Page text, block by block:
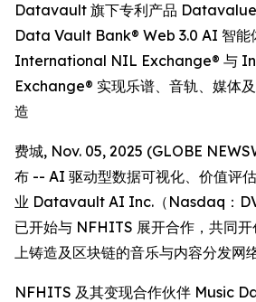
Datavault 旗下专利产品
Data Vault Bank® Web 3.0 AI 智能
International NIL Exchange® 与
Exchange® 实现乐谱、音轨、媒体
造
费城, Nov. 05, 2025 (GLOBE
布 -- AI 驱动型数据可视化、价值评
业 Datavault AI Inc.（Nasdaq：
已开始与 NFHITS 展开合作，共同
上铸造及区块链的音乐与内容分发网络
NFHITS 及其变现合作伙伴 Music